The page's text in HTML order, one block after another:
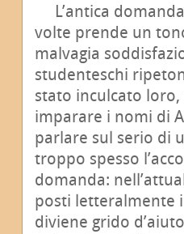
L’antica
volte prende un
malvagia
studenteschi
stato inculcato
imparare i nomi di
parlare sul serio di
troppo spesso
domanda:
posti letteralmente
diviene grido